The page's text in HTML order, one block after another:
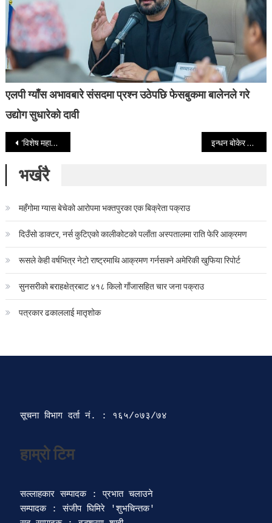
एलपी ग्याँस अभावबारे संसदमा प्रश्न उठेपछि फेसबुकमा बालेनले गरे
उद्योग सुधारेको दावी
Post navigation
‘विशेष महाधिवेशनकै कारण हार’ : सांसद बस्नेतद्वारा सभापति थापाको राजीनामा माग इन्धन बोकेर भारत आउँदै गरेको जहाजमाथि स्ट्रेट अफ होर्मुजमा आक्रमण
भर्खरै
महँगोमा ग्यास बेचेको आरोपमा भक्तपुरका एक बिक्रेता पक्राउ
दिउँसो डाक्टर, नर्स कुटिएको कालीकोटको पलाँता अस्पतालमा राति फेरि आक्रमण
रूसले केही वर्षभित्र नेटो राष्ट्रमाथि आक्रमण गर्नसक्ने अमेरिकी खुफिया रिपोर्ट
सुनसरीको बराहक्षेत्रबाट ४१८ किलो गाँजासहित चार जना पक्राउ
पत्रकार ढकाललाई मातृशोक
सूचना विभाग दर्ता‍ नं. : १६५/०७३/७४
हाम्रो टिम
सल्लाहकार सम्पादक : प्रभात चलाउने
सम्पादक : संजीप घिमिरे 'शुभचिन्तक'